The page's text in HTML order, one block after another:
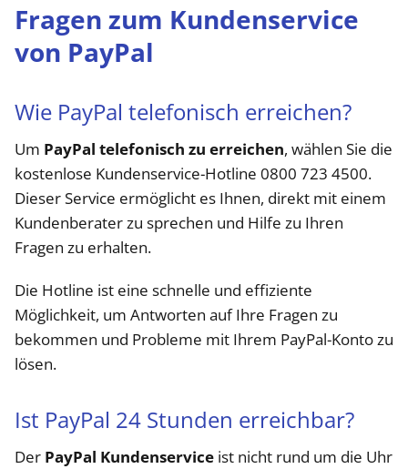
Fragen zum Kundenservice
von PayPal
Wie PayPal telefonisch erreichen?
Um PayPal telefonisch zu erreichen, wählen Sie die
kostenlose Kundenservice-Hotline 0800 723 4500.
Dieser Service ermöglicht es Ihnen, direkt mit einem
Kundenberater zu sprechen und Hilfe zu Ihren
Fragen zu erhalten.
Die Hotline ist eine schnelle und effiziente
Möglichkeit, um Antworten auf Ihre Fragen zu
bekommen und Probleme mit Ihrem PayPal-Konto zu
lösen.
Ist PayPal 24 Stunden erreichbar?
Der PayPal Kundenservice ist nicht rund um die Uhr